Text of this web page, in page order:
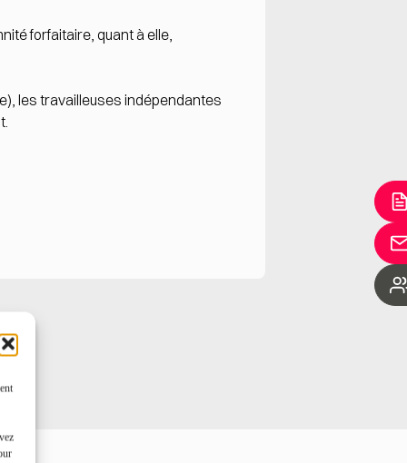
forfaitaire, quant à elle,
les travailleuses indépendantes